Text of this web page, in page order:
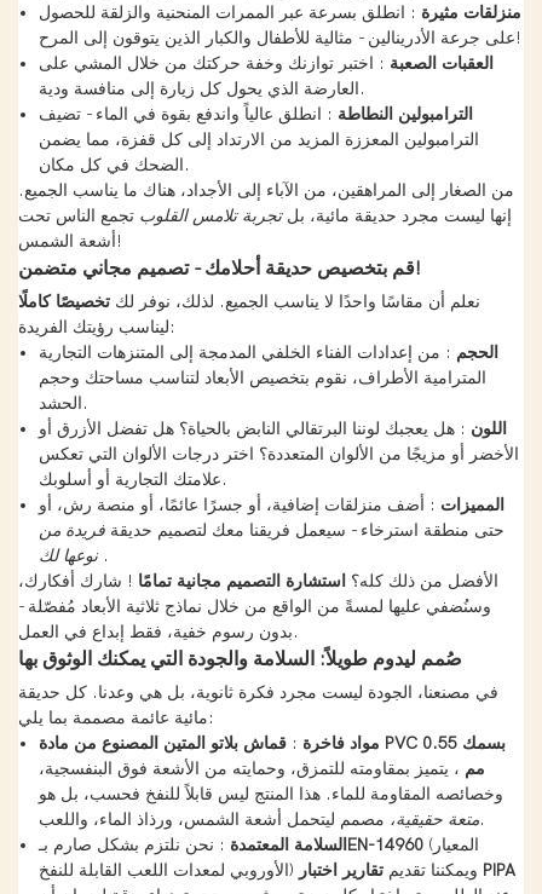
منزلقات مثيرة : انطلق بسرعة عبر الممرات المنحنية والزلقة للحصول
على جرعة الأدرينالين - مثالية للأطفال والكبار الذين يتوقون إلى المرح!
العقبات الصعبة : اختبر توازنك وخفة حركتك من خلال المشي على
العارضة الذي يحول كل زيارة إلى منافسة ودية.
الترامبولين النطاطة : انطلق عالياً واندفع بقوة في الماء - تضيف
الترامبولين المعززة المزيد من الارتداد إلى كل قفزة، مما يضمن
الضحك في كل مكان.
من الصغار إلى المراهقين، من الآباء إلى الأجداد، هناك ما يناسب الجميع.
إنها ليست مجرد حديقة مائية، بلتجربة تلامس القلوب تجمع الناس تحت
أشعة الشمس!
قم بتخصيص حديقة أحلامك - تصميم مجاني متضمن!
نعلم أن مقاسًا واحدًا لا يناسب الجميع. لذلك، نوفر لك تخصيصًا كاملًا
ليناسب رؤيتك الفريدة:
الحجم : من إعدادات الفناء الخلفي المدمجة إلى المتنزهات التجارية
المترامية الأطراف، نقوم بتخصيص الأبعاد لتناسب مساحتك وحجم
الحشد.
اللون : هل يعجبك لوننا البرتقالي النابض بالحياة؟ هل تفضل الأزرق أو
الأخضر أو ​​مزيجًا من الألوان المتعددة؟ اختر درجات الألوان التي تعكس
علامتك التجارية أو أسلوبك.
المميزات : أضف منزلقات إضافية، أو جسرًا عائمًا، أو منصة رش، أو
حتى منطقة استرخاء - سيعمل فريقنا معك لتصميم حديقةفريدة من
نوعها لك.
الأفضل من ذلك كله؟ استشارة التصميم مجانية تمامًا ! شارك أفكارك،
وسنُضفي عليها لمسةً من الواقع من خلال نماذج ثلاثية الأبعاد مُفصّلة -
بدون رسوم خفية، فقط إبداع في العمل.
صُمم ليدوم طويلاً: السلامة والجودة التي يمكنك الوثوق بها
في مصنعنا، الجودة ليست مجرد فكرة ثانوية، بل هي وعدنا. كل حديقة
مائية عائمة مصممة بما يلي:
مواد فاخرة :قماش بلاتو المتين المصنوع من مادة PVC بسمك 0.55
مم ، يتميز بمقاومته للتمزق، وحمايته من الأشعة فوق البنفسجية،
وخصائصه المقاومة للماء. هذا المنتج ليس قابلاً للنفخ فحسب، بل هو
متعة حقيقية،مصمم ليتحمل أشعة الشمس، ورذاذ الماء، واللعب.
السلامة المعتمدة : نحن نلتزم بشكل صارم بـ EN-14960(المعيار
الأوروبي لمعدات اللعب القابلة للنفخ) ويمكننا تقديم تقارير اختبار PIPA